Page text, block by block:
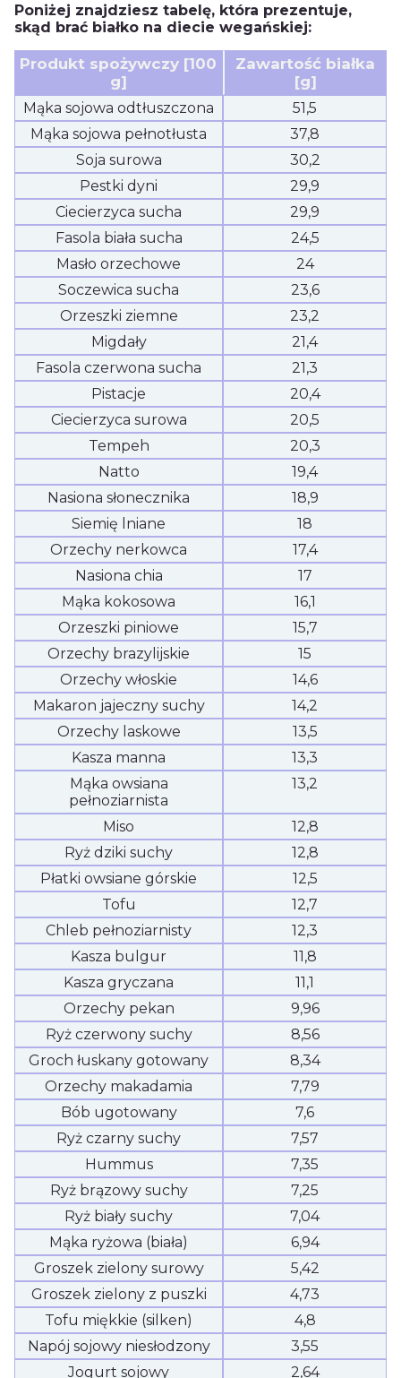
Poniżej znajdziesz tabelę, która prezentuje,
skąd brać białko na diecie wegańskiej:
Produkt spożywczy [100
g]
Zawartość białka
[g]
Mąka sojowa odtłuszczona
51,5
Mąka sojowa pełnotłusta
37,8
Soja surowa
30,2
Pestki dyni
29,9
Ciecierzyca sucha
29,9
Fasola biała sucha
24,5
Masło orzechowe
24
Soczewica sucha
23,6
Orzeszki ziemne
23,2
Migdały
21,4
Fasola czerwona sucha
21,3
Pistacje
20,4
Ciecierzyca surowa
20,5
Tempeh
20,3
Natto
19,4
Nasiona słonecznika
18,9
Siemię lniane
18
Orzechy nerkowca
17,4
Nasiona chia
17
Mąka kokosowa
16,1
Orzeszki piniowe
15,7
Orzechy brazylijskie
15
Orzechy włoskie
14,6
Makaron jajeczny suchy
14,2
Orzechy laskowe
13,5
Kasza manna
13,3
Mąka owsiana
pełnoziarnista
13,2
Miso
12,8
Ryż dziki suchy
12,8
Płatki owsiane górskie
12,5
Tofu
12,7
Chleb pełnoziarnisty
12,3
Kasza bulgur
11,8
Kasza gryczana
11,1
Orzechy pekan
9,96
Ryż czerwony suchy
8,56
Groch łuskany gotowany
8,34
Orzechy makadamia
7,79
Bób ugotowany
7,6
Ryż czarny suchy
7,57
Hummus
7,35
Ryż brązowy suchy
7,25
Ryż biały suchy
7,04
Mąka ryżowa (biała)
6,94
Groszek zielony surowy
5,42
Groszek zielony z puszki
4,73
Tofu miękkie (silken)
4,8
Napój sojowy niesłodzony
3,55
Jogurt sojowy
2,64